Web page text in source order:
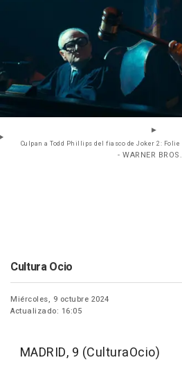
- WARNER BROS.
Cultura Ocio
Miércoles, 9 octubre 2024
Actualizado: 16:05
MADRID, 9 (CulturaOcio)